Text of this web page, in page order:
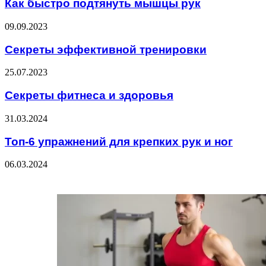
Как быстро подтянуть мышцы рук
09.09.2023
Секреты эффективной тренировки
25.07.2023
Секреты фитнеса и здоровья
31.03.2024
Топ-6 упражнений для крепких рук и ног
06.03.2024